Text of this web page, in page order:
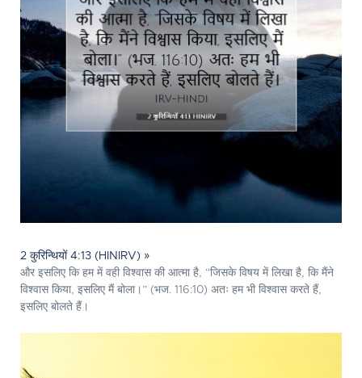
2 कुरिन्थियों 4:13 (HINIRV) »
और इसलिए कि हम में वही विश्वास की आत्मा है, “जिसके विषय में लिखा है, कि मैंने
विश्वास किया, इसलिए मैं बोला।” (भज. 116:10) अतः हम भी विश्वास करते हैं,
इसलिए बोलते हैं।